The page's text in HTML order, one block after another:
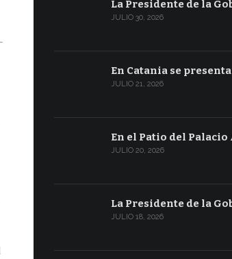
La Presidente de la
JULIO 30, 2026
En Catania se
JULIO 21, 2026
En el Patio del Palacio
JULIO 20, 2026
La Presidente de la
JULIO 18, 2026